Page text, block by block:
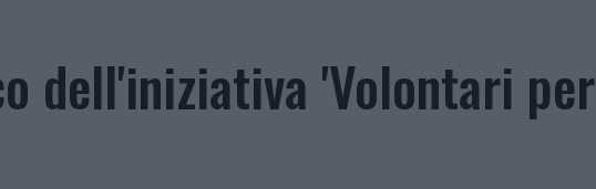
dell'iniziativa 'Volontari per